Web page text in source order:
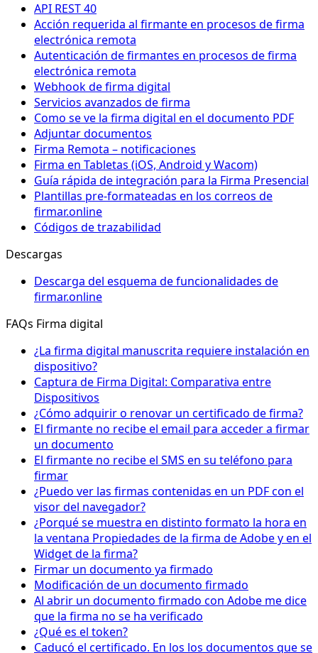
API REST 40
Acción requerida al firmante en procesos de firma
electrónica remota
Autenticación de firmantes en procesos de firma
electrónica remota
Webhook de firma digital
Servicios avanzados de firma
Como se ve la firma digital en el documento PDF
Adjuntar documentos
Firma Remota – notificaciones
Firma en Tabletas (iOS, Android y Wacom)
Guía rápida de integración para la Firma Presencial
Plantillas pre-formateadas en los correos de
firmar.online
Códigos de trazabilidad
Descargas
Descarga del esquema de funcionalidades de
firmar.online
FAQs Firma digital
¿La firma digital manuscrita requiere instalación en
dispositivo?
Captura de Firma Digital: Comparativa entre
Dispositivos
¿Cómo adquirir o renovar un certificado de firma?
El firmante no recibe el email para acceder a firmar
un documento
El firmante no recibe el SMS en su teléfono para
firmar
¿Puedo ver las firmas contenidas en un PDF con el
visor del navegador?
¿Porqué se muestra en distinto formato la hora en
la ventana Propiedades de la firma de Adobe y en el
Widget de la firma?
Firmar un documento ya firmado
Modificación de un documento firmado
Al abrir un documento firmado con Adobe me dice
que la firma no se ha verificado
¿Qué es el token?
Caducó el certificado. En los los documentos que se